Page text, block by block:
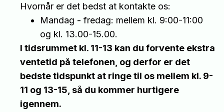
Hvornår er det bedst at kontakte os:
Mandag - fredag: mellem kl. 9:00-11:00
og kl. 13.00-15.00.
I tidsrummet kl. 11-13 kan du forvente ekstra
ventetid på telefonen, og derfor er det
bedste tidspunkt at ringe til os mellem kl. 9-
11 og 13-15, så du kommer hurtigere
igennem.